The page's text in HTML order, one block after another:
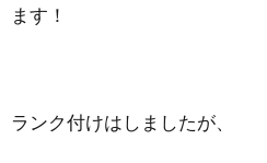
ます！
ランク付けはしましたが、